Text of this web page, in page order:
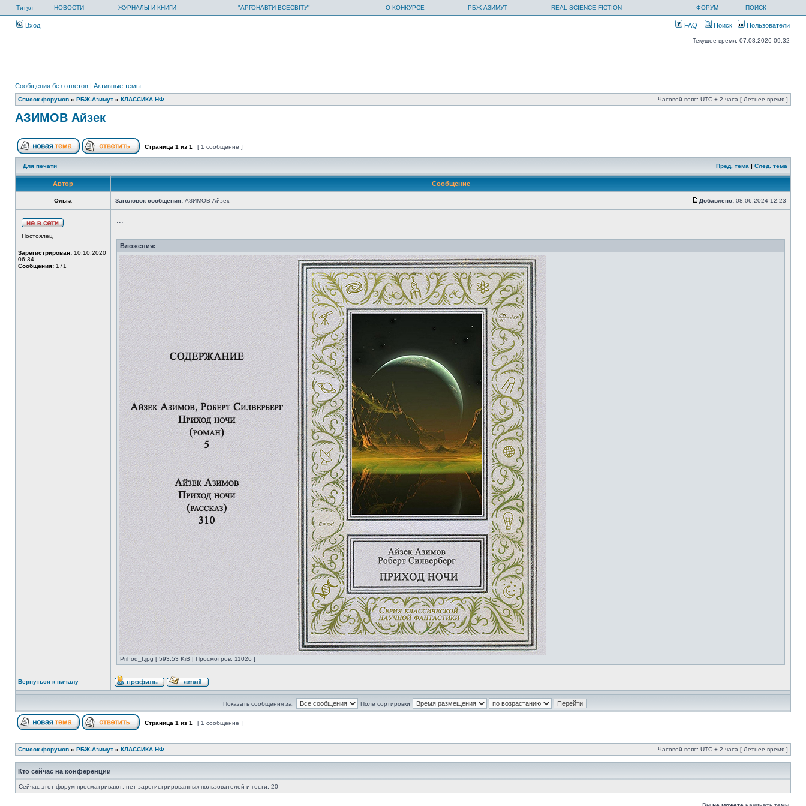
Титул НОВОСТИ ЖУРНАЛЫ И КНИГИ "АРГОНАВТИ ВСЕСВІТУ" О КОНКУРСЕ РБЖ-АЗИМУТ REAL SCIENCE FICTION ФОРУМ ПОИСК
Вход FAQ Поиск Пользователи
Текущее время: 07.08.2026 09:32
Сообщения без ответов | Активные темы
Список форумов » РБЖ-Азимут » КЛАССИКА НФ Часовой пояс: UTC + 2 часа [ Летнее время ]
АЗИМОВ Айзек
Страница 1 из 1 [ 1 сообщение ]
Для печати Пред. тема | След. тема
Автор Сообщение
Ольга Заголовок сообщения: АЗИМОВ Айзек Добавлено: 08.06.2024 12:23
Постоялец
Зарегистрирован: 10.10.2020
06:34
Сообщения: 171
...
Вложения:
Prihod_f.jpg [ 593.53 KiB | Просмотров: 11026 ]
Вернуться к началу
Показать сообщения за: Поле сортировки
Страница 1 из 1 [ 1 сообщение ]
Список форумов » РБЖ-Азимут » КЛАССИКА НФ Часовой пояс: UTC + 2 часа [ Летнее время ]
Кто сейчас на конференции
Сейчас этот форум просматривают: нет зарегистрированных пользователей и гости: 20